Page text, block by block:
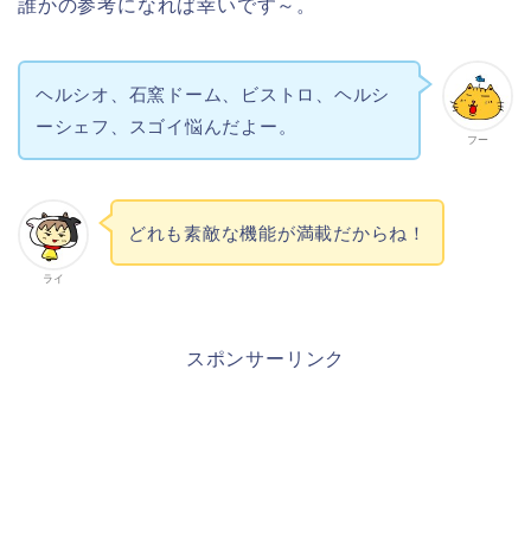
誰かの参考になれば幸いです～。
フー
ヘルシオ、石窯ドーム、ビストロ、ヘルシ
ーシェフ、スゴイ悩んだよー。
ライ
どれも素敵な機能が満載だからね！
スポンサーリンク